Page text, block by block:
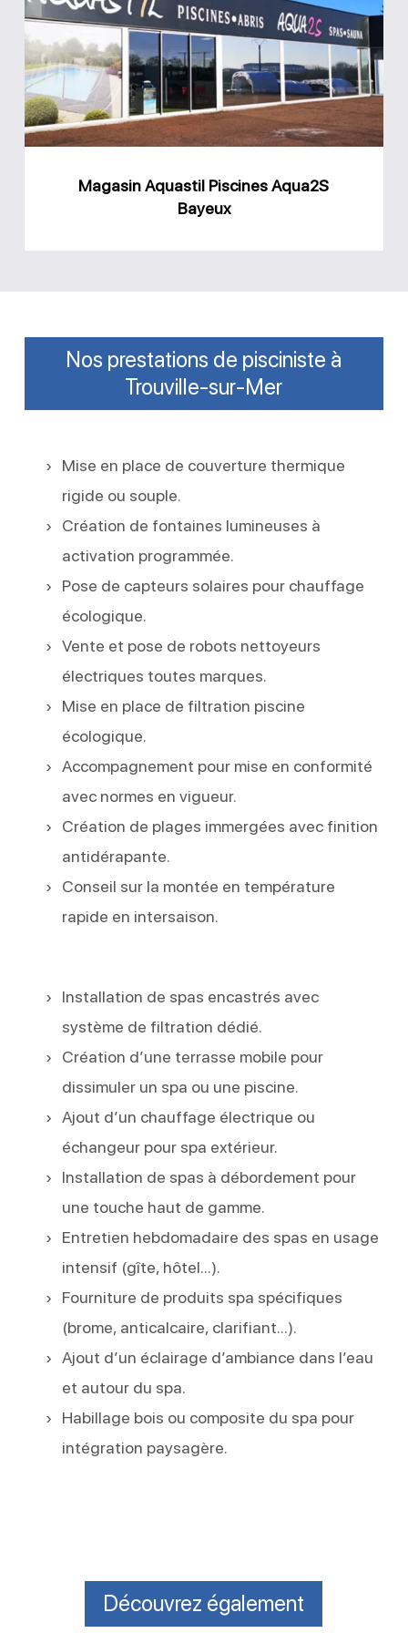
Piscines
Aqua2S
Bayeux
Magasin Aquastil Piscines Aqua2S
Bayeux
Nos prestations de pisciniste à
Trouville-sur-Mer
Mise en place de couverture thermique
rigide ou souple.
Création de fontaines lumineuses à
activation programmée.
Pose de capteurs solaires pour chauffage
écologique.
Vente et pose de robots nettoyeurs
électriques toutes marques.
Mise en place de filtration piscine
écologique.
Accompagnement pour mise en conformité
avec normes en vigueur.
Création de plages immergées avec finition
antidérapante.
Conseil sur la montée en température
rapide en intersaison.
Installation de spas encastrés avec
système de filtration dédié.
Création d’une terrasse mobile pour
dissimuler un spa ou une piscine.
Ajout d’un chauffage électrique ou
échangeur pour spa extérieur.
Installation de spas à débordement pour
une touche haut de gamme.
Entretien hebdomadaire des spas en usage
intensif (gîte, hôtel...).
Fourniture de produits spa spécifiques
(brome, anticalcaire, clarifiant...).
Ajout d’un éclairage d’ambiance dans l’eau
et autour du spa.
Habillage bois ou composite du spa pour
intégration paysagère.
Découvrez également